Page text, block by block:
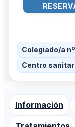
Colegiado/a
Centro
Información